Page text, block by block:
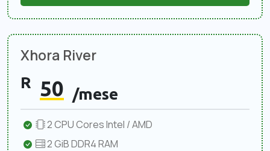
Xhora River
R 50 /mese
2 CPU Cores Intel / AMD
2 GiB DDR4 RAM